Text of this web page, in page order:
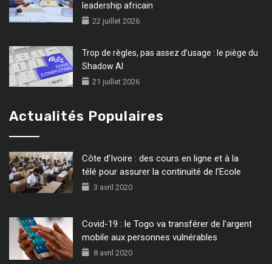
leadership africain
22 juillet 2026
Trop de règles, pas assez d’usage : le piège du
Shadow AI
21 juillet 2026
Actualités Populaires
Côte d’Ivoire : des cours en ligne et à la
télé pour assurer la continuité de l’Ecole
3 avril 2020
Covid-19 : le Togo va transférer de l’argent
mobile aux personnes vulnérables
8 avril 2020